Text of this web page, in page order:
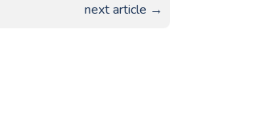
next article →